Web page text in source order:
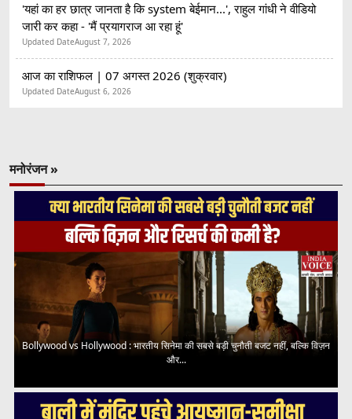
'यहां का हर छात्र जानता है कि system बेईमान...', राहुल गांधी ने वीडियो
जारी कर कहा - 'मैं प्रयागराज आ रहा हूं'
Updated DateAugust 7, 2026
आज का राशिफल | 07 अगस्त 2026 (शुक्रवार)
Updated DateAugust 6, 2026
मनोरंजन »
Bollywood vs Hollywood : भारतीय सिनेमा की सबसे बड़ी चुनौती बजट नहीं, बल्कि विज़न
और...